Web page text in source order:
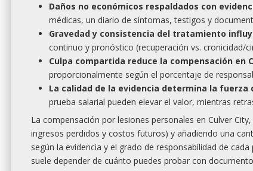
Daños no económicos respaldados con
médicas, un diario de síntomas, testigos y
Gravedad y consistencia del tratamiento
continuo y pronóstico (recuperación vs. cronicidad/
Culpa compartida reduce la compensación en
proporcionalmente según el porcentaje de
La calidad de la evidencia determina la fuerza
prueba salarial pueden elevar el valor, mientras
La compensación por lesiones personales en Culver
ingresos perdidos y costos futuros) y añadiendo una
según la evidencia y el grado de responsabilidad de
suele depender de cuánto puedes probar con